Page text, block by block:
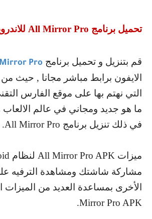
تحميل برنامج All Mirror Pro
قم بتنزيل و تحميل برنامج Pro
الايفون برابط مباشر مجانا , حيث
التي نهتم بها على موقع الفارس
ما هو جديد ومجاني في عالم الالعاب
في ذلك تنزيل برنامج All Mirror Pro
.
ميزات All Mirror Pro APK لنظام
مشاركة شاشتك ومشاهدة الترفيه
الأخرى بمساعدة العديد من الميزات
Mirror Pro APK
.